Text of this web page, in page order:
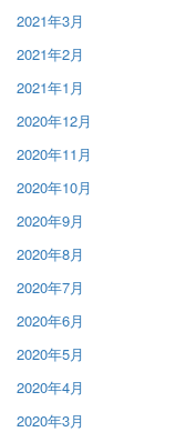
2021年3月
2021年2月
2021年1月
2020年12月
2020年11月
2020年10月
2020年9月
2020年8月
2020年7月
2020年6月
2020年5月
2020年4月
2020年3月